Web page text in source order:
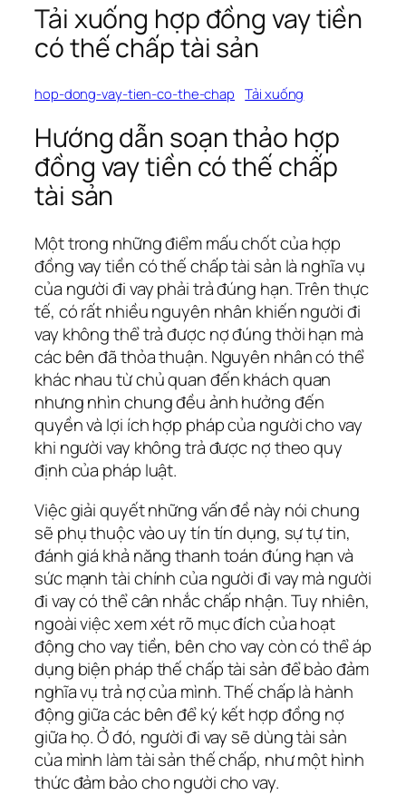
Tải xuống hợp đồng vay tiền
có thế chấp tài sản
hop-dong-vay-tien-co-the-chap Tải xuống
Hướng dẫn soạn thảo hợp
đồng vay tiền có thế chấp
tài sản
Một trong những điểm mấu chốt của hợp
đồng vay tiền có thế chấp tài sản là nghĩa vụ
của người đi vay phải trả đúng hạn. Trên thực
tế, có rất nhiều nguyên nhân khiến người đi
vay không thể trả được nợ đúng thời hạn mà
các bên đã thỏa thuận. Nguyên nhân có thể
khác nhau từ chủ quan đến khách quan
nhưng nhìn chung đều ảnh hưởng đến
quyền và lợi ích hợp pháp của người cho vay
khi người vay không trả được nợ theo quy
định của pháp luật.
Việc giải quyết những vấn đề này nói chung
sẽ phụ thuộc vào uy tín tín dụng, sự tự tin,
đánh giá khả năng thanh toán đúng hạn và
sức mạnh tài chính của người đi vay mà người
đi vay có thể cân nhắc chấp nhận. Tuy nhiên,
ngoài việc xem xét rõ mục đích của hoạt
động cho vay tiền, bên cho vay còn có thể áp
dụng biện pháp thế chấp tài sản để bảo đảm
nghĩa vụ trả nợ của mình. Thế chấp là hành
động giữa các bên để ký kết hợp đồng nợ
giữa họ. Ở đó, người đi vay sẽ dùng tài sản
của mình làm tài sản thế chấp, như một hình
thức đảm bảo cho người cho vay.